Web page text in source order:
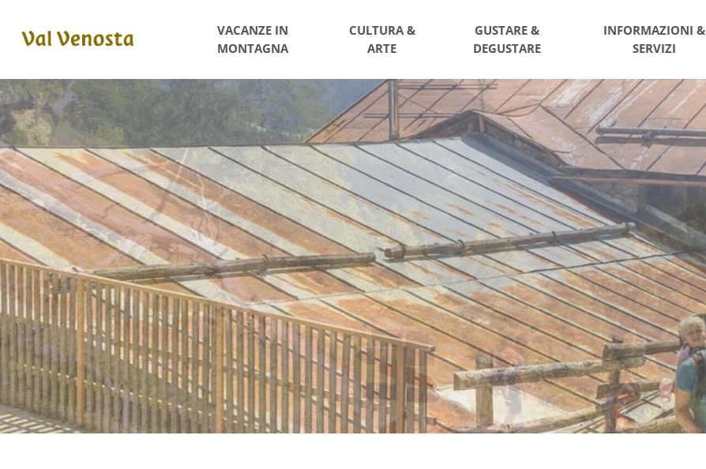
VACANZE IN
MONTAGNA
CULTURA &
ARTE
GUSTARE &
DEGUSTARE
INFORMAZIONI &
SERVIZI